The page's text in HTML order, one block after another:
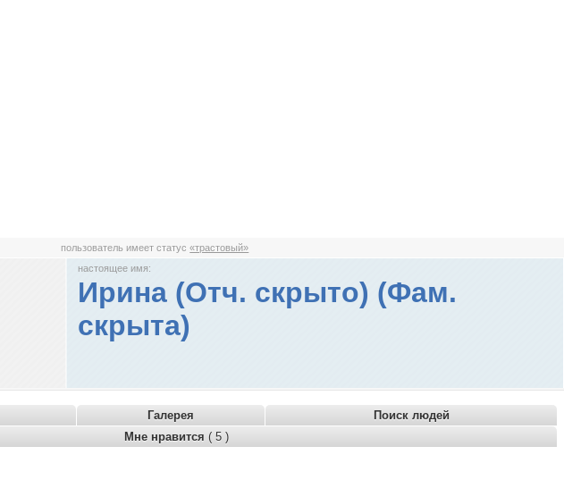
пользователь имеет статус«трастовый»
настоящее имя:
Ирина (Отч. скрыто) (Фам.
скрыта)
Галерея
Поиск людей
Мне нравится ( 5 )